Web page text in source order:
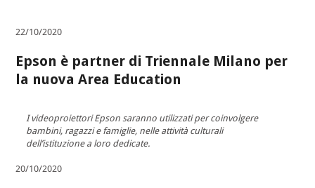
22/10/2020
Epson è partner di Triennale Milano per
la nuova Area Education
I videoproiettori Epson saranno utilizzati per coinvolgere
bambini, ragazzi e famiglie, nelle attività culturali
dell’istituzione a loro dedicate.
20/10/2020